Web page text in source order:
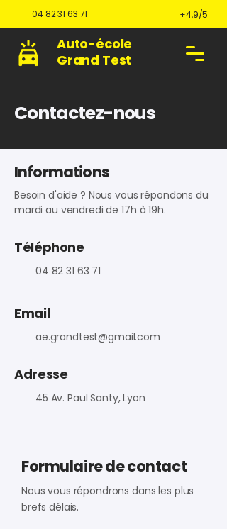
04 82 31 63 71 +4,9/5
Auto-école
Grand Test
Contactez-nous
Informations
Besoin d'aide ? Nous vous répondons du
mardi au vendredi de 17h à 19h.
Téléphone
04 82 31 63 71
Email
ae.grandtest@gmail.com
Adresse
45 Av. Paul Santy, Lyon
Formulaire de contact
Nous vous répondrons dans les plus
brefs délais.